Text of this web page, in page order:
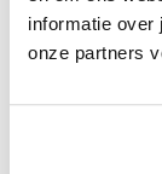
informatie over
onze partners
Zie direct welke
Deze